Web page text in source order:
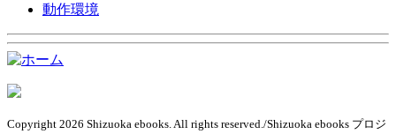
動作環境
Copyright 2026 Shizuoka ebooks. All rights reserved./Shizuoka ebooks プロジ